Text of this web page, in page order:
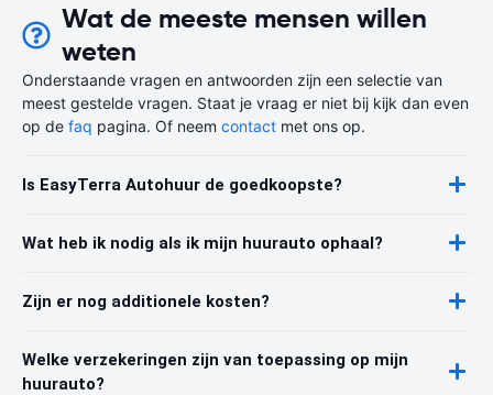
Wat de meeste mensen willen
weten
Onderstaande vragen en antwoorden zijn een selectie van
meest gestelde vragen. Staat je vraag er niet bij kijk dan even
op de faq pagina. Of neem contact met ons op.
Is EasyTerra Autohuur de goedkoopste?
Wat heb ik nodig als ik mijn huurauto ophaal?
Zijn er nog additionele kosten?
Welke verzekeringen zijn van toepassing op mijn
huurauto?